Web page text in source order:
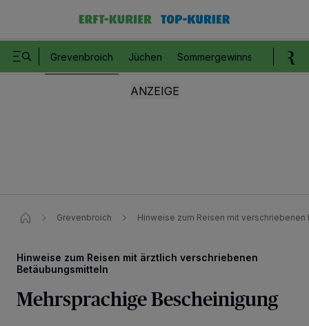
Grevenbroich Jüchen Sommergewinnspiel
Grevenbroich Hinweise zum Reisen mit
Hinweise zum Reisen mit ärztlich verschriebenen
Betäubungsmitteln
Mehrsprachige Bescheinigung